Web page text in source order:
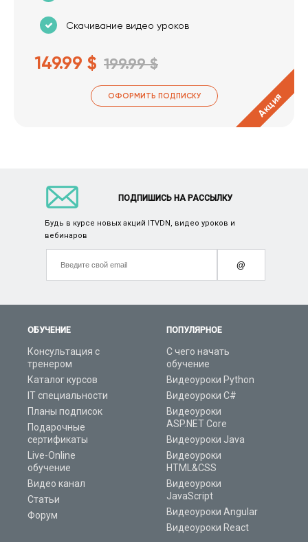
Скачивание видео уроков
149.99 $ 199.99 $
ОФОРМИТЬ ПОДПИСКУ Акция
ОБУЧЕНИЕ
Консультация с
тренером
Каталог курсов
IT специальности
Планы подписок
Подарочные
сертификаты
Live-Online
обучение
Видео канал
Статьи
Форум
ПОПУЛЯРНОЕ
С чего начать
обучение
Видеоуроки Python
Видеоуроки C#
Видеоуроки
ASP.NET Core
Видеоуроки Java
Видеоуроки
HTML&CSS
Видеоуроки
JavaScript
Видеоуроки Angular
Видеоуроки React
ПОДПИШИСЬ НА РАССЫЛКУ
Будь в курсе новых акций ITVDN, видео уроков и
вебинаров
@